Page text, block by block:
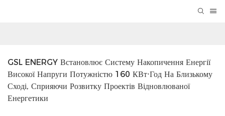
GSL ENERGY Встановлює Систему Накопичення Енергії
Високої Напруги Потужністю 160 КВт⋅год На Близькому
Сході, Сприяючи Розвитку Проектів Відновлюваної
Енергетики